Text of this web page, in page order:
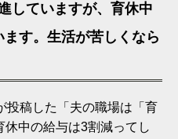
していますが、育休中
す。生活が苦しくなら
投稿した「夫の職場は「育
中の給与は3割減ってし